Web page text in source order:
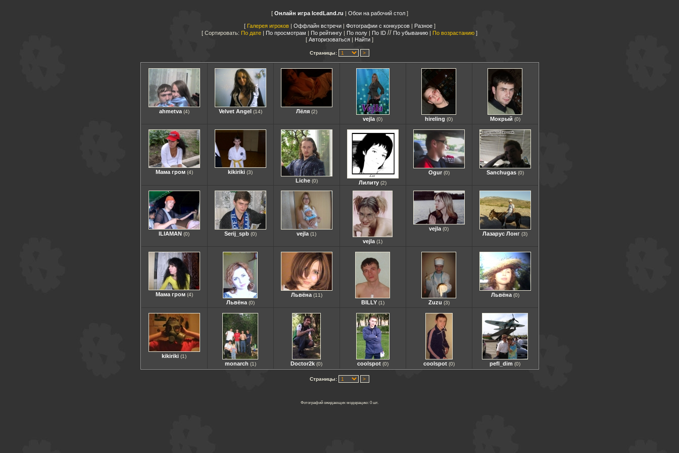
Онлайн игра IcedLand.ru | Обои на рабочий стол
Галерея игроков| Оффлайн встречи| Фотографии с конкурсов| Разное
Сортировать: По дате | По просмотрам | По рейтингу | По полу | По ID // По убыванию | По возрастанию
Авторизоваться | Найти
Страницы:
ahmetva (4) Velvet Angel (14) Лёля (2)
vejla (0) hireling (0) Мокрый (0)
Мама гром (4) kikiriki (3)
Liche (0) Лилиту (2)
Ogur (0) Sanchugas (0)
ILIAMAN (0) Serij_spb (0) vejla (1)
vejla (1)
vejla (0)
Лазарус Лонг (3)
Мама гром (4)
Львёна (0)
Львёна (11)
BILLY (1) Zuzu (3)
Львёна (0)
kikiriki (1)
monarch (1) Doctor2k (0) coolspot (0) coolspot (0) pefl_dim (0)
Страницы:
Фотографий ожидающих модерацию: 0 шт.